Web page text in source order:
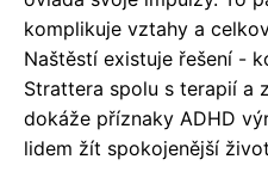
komplikuje vztahy a
Naštěstí existuje řešení -
Strattera spolu s terapií a
dokáže příznaky ADHD
lidem žít spokojenější